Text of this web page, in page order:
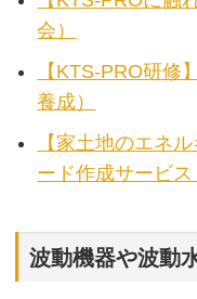
会）
【KTS-PRO研修
養成）
【家土地のエネ
ード作成サービス
波動機器や波動